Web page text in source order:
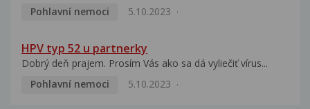
Pohlavní nemoci
5.10.2023
HPV typ 52 u partnerky
Dobrý deň prajem. Prosím Vás ako sa dá vyliečiť vírus...
Pohlavní nemoci
5.10.2023